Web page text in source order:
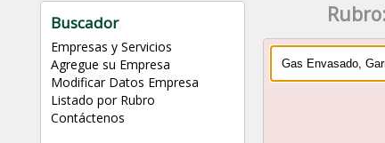
Buscador
Empresas y Servicios
Agregue su Empresa
Modificar Datos Empresa
Listado por Rubro
Contáctenos